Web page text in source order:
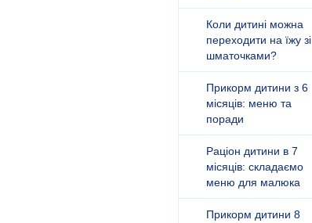
Коли дитині можна
переходити на їжу зі
шматочками?
Прикорм дитини з 6
місяців: меню та
поради
Раціон дитини в 7
місяців: складаємо
меню для малюка
Прикорм дитини 8